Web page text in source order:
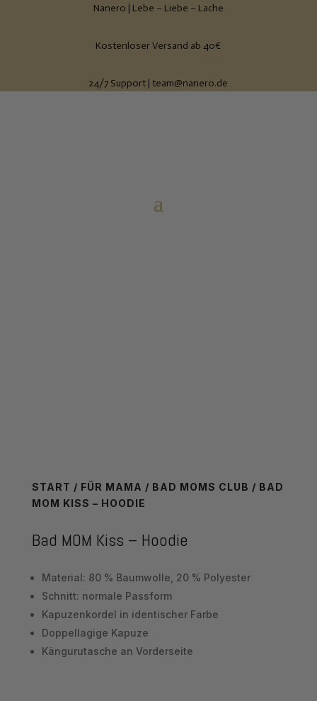
Nanero | Lebe – Liebe – Lache
Kostenloser Versand ab 40€
24/7 Support | team@nanero.de
START / FÜR MAMA / BAD MOMS CLUB / BAD
MOM KISS – HOODIE
Bad MOM Kiss – Hoodie
Material: 80 % Baumwolle, 20 % Polyester
Schnitt: normale Passform
Kapuzenkordel in identischer Farbe
Doppellagige Kapuze
Kängurutasche an Vorderseite